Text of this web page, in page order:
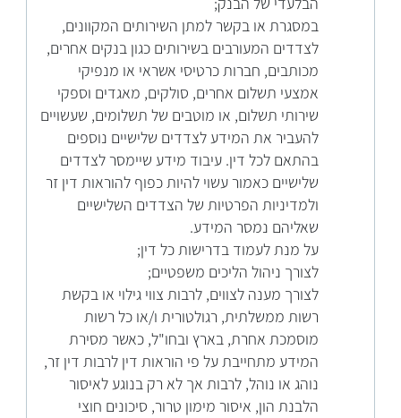
במסגרת או בקשר למתן השירותים המקוונים,
לצדדים המעורבים בשירותים כגון בנקים אחרים,
מכותבים, חברות כרטיסי אשראי או מנפיקי
אמצעי תשלום אחרים, סולקים, מאגדים וספקי
שירותי תשלום, או מוטבים של תשלומים, שעשויים
להעביר את המידע לצדדים שלישיים נוספים
בהתאם לכל דין. עיבוד מידע שיימסר לצדדים
שלישיים כאמור עשוי להיות כפוף להוראות דין זר
ולמדיניות הפרטיות של הצדדים השלישיים
שאליהם נמסר המידע.
על מנת לעמוד בדרישות כל דין;
לצורך ניהול הליכים משפטיים;
לצורך מענה לצווים, לרבות צווי גילוי או בקשת
רשות ממשלתית, רגולטורית ו/או כל רשות
מוסמכת אחרת, בארץ ובחו"ל, כאשר מסירת
המידע מתחייבת על פי הוראות דין לרבות דין זר,
נוהג או נוהל, לרבות אך לא רק בנוגע לאיסור
הלבנת הון, איסור מימון טרור, סיכונים חוצי